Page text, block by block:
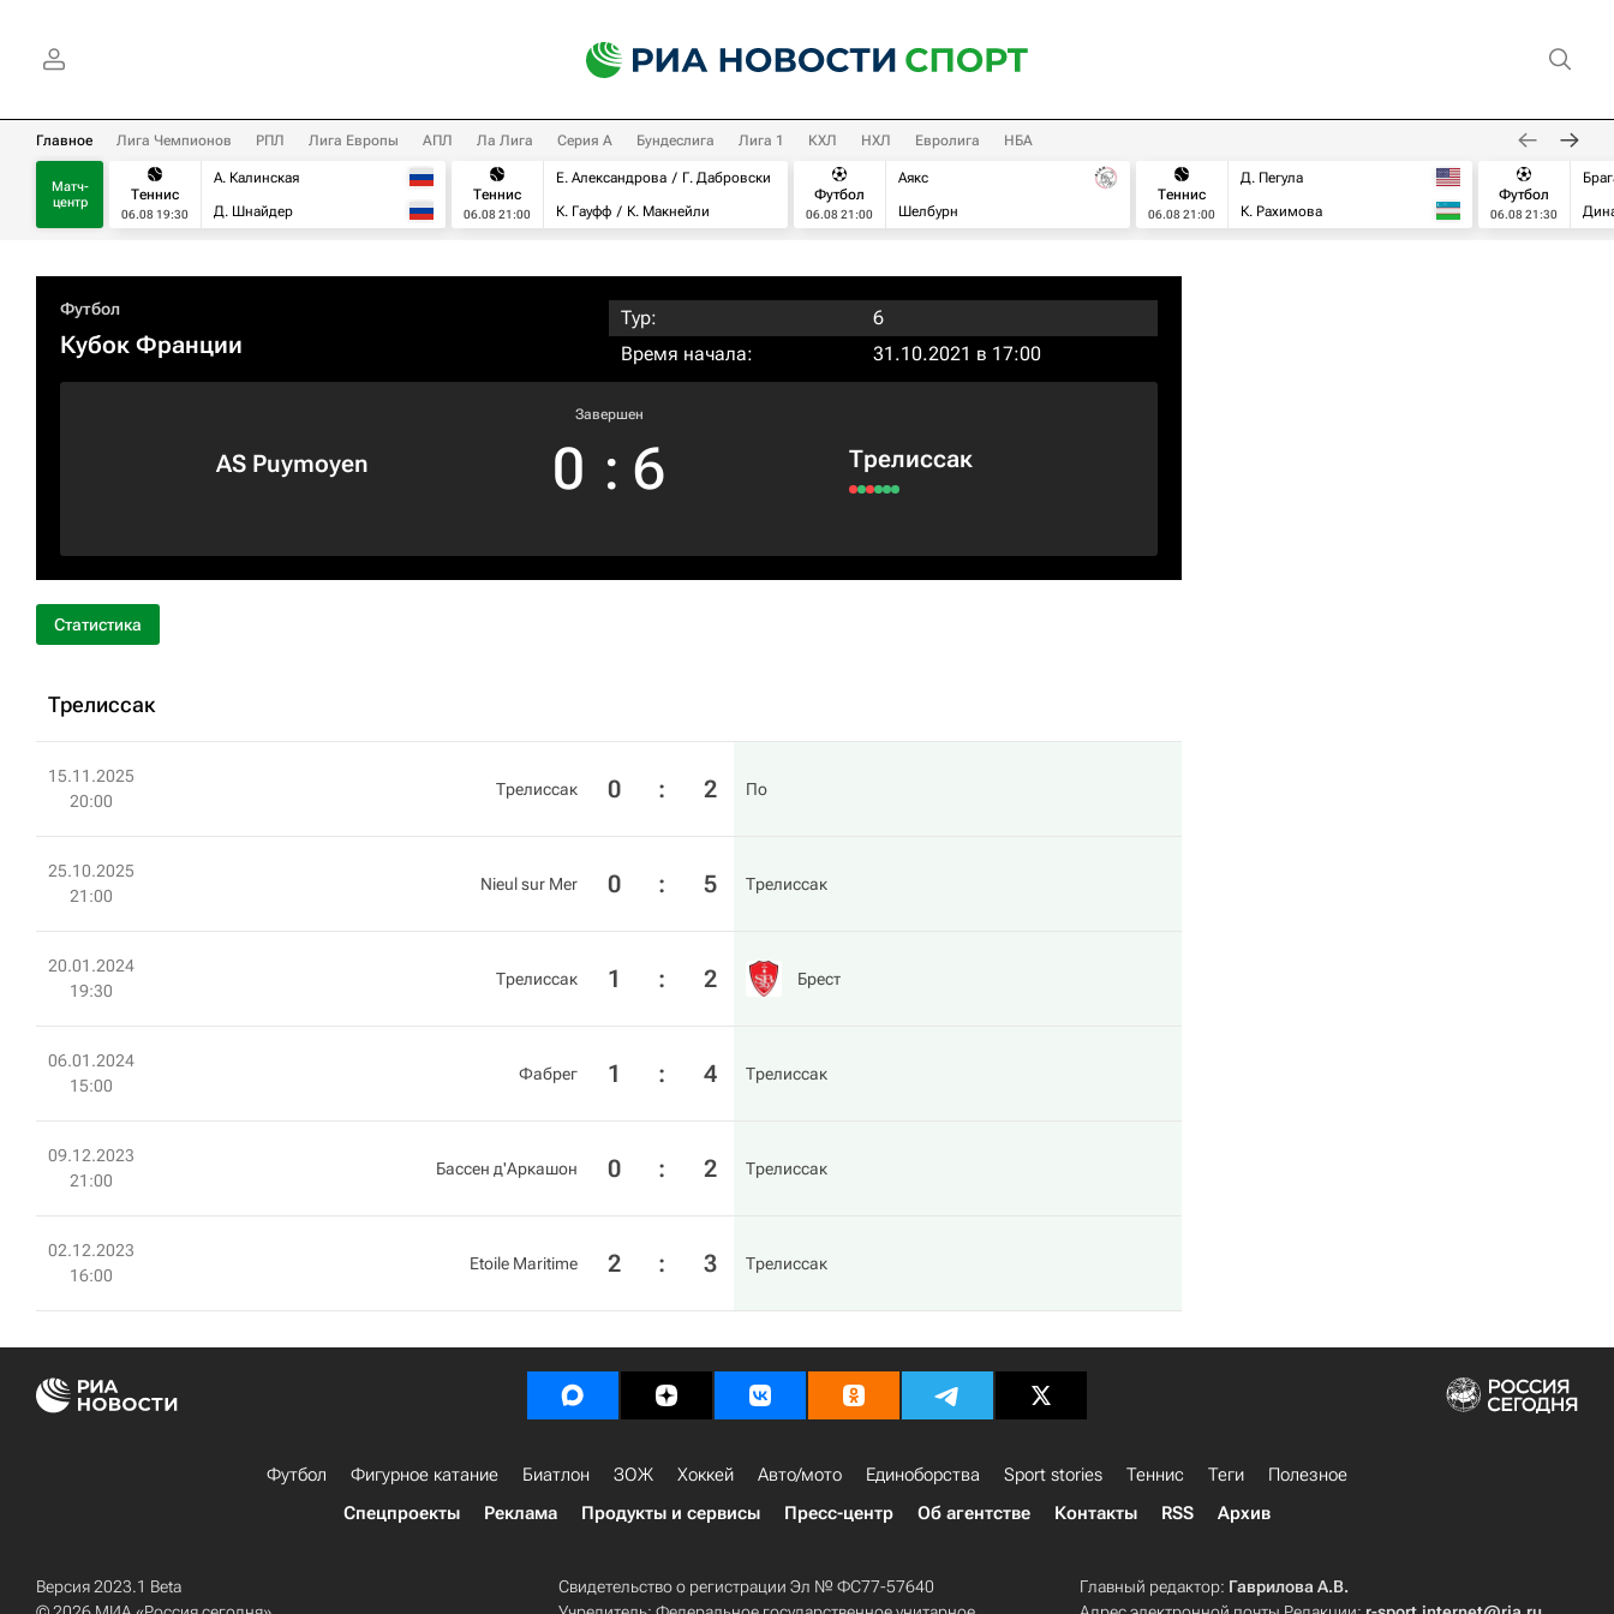
Главное Лига Чемпионов РПЛ Лига Европы АПЛ Ла Лига Серия А Бундеслига Лига 1 КХЛ НХЛ Евролига НБА
Матч-
центр
Теннис
06.08 19:30
А. Калинская
Д. Шнайдер
Теннис
06.08 21:00
Е. Александрова
Г. Дабровски
К. Гауфф
К. Макнейли
Футбол
06.08 21:00
Аякс
Шелбурн
Теннис
06.08 21:00
Д. Пегула
К. Рахимова
Футбол
06.08 21:30
Футбол
Кубок Франции
Тур:
6
Время начала:
31.10.2021 в 17:00
AS Puymoyen
Завершен
0 : 6 Трелиссак
Статистика
Трелиссак
15.11.2025
20:00
Трелиссак 0 : 2 По
25.10.2025
21:00
Nieul sur Mer 0 : 5 Трелиссак
20.01.2024
19:30
Трелиссак 1 : 2 Брест
06.01.2024
15:00
Фабрег 1 : 4 Трелиссак
09.12.2023
21:00
Бассен д'Аркашон 0 : 2 Трелиссак
02.12.2023
16:00
Etoile Maritime 2 : 3 Трелиссак
Футбол Фигурное катание Биатлон ЗОЖ Хоккей Авто/мото Единоборства Sport stories Теннис Теги
Полезное
Спецпроекты
Реклама Продукты и сервисы Пресс-центр Об агентстве Контакты RSS Архив
Версия 2023.1 Beta
Свидетельство о регистрации Эл № ФС77-57640
Главный редактор: Гаврилова А.В.